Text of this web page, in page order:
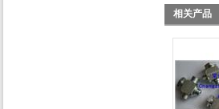
相关产品